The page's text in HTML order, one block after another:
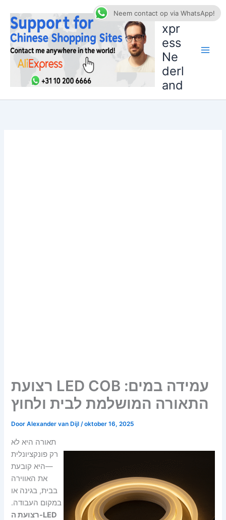
naar
inhoud
AliE
xpr
ess
Ne
derl
and
רצועת LED COB עמידה במים:
התאורה המושלמת לבית ולחוץ
DoorAlexander van Dijl/oktober 16, 2025
תאורה היא לא
רק פונקציונלית
—היא קובעת
את האווירה
בבית, בגינה או
במקום העבודה.
רצועת ה-LED
Neem contact op via WhatsApp!